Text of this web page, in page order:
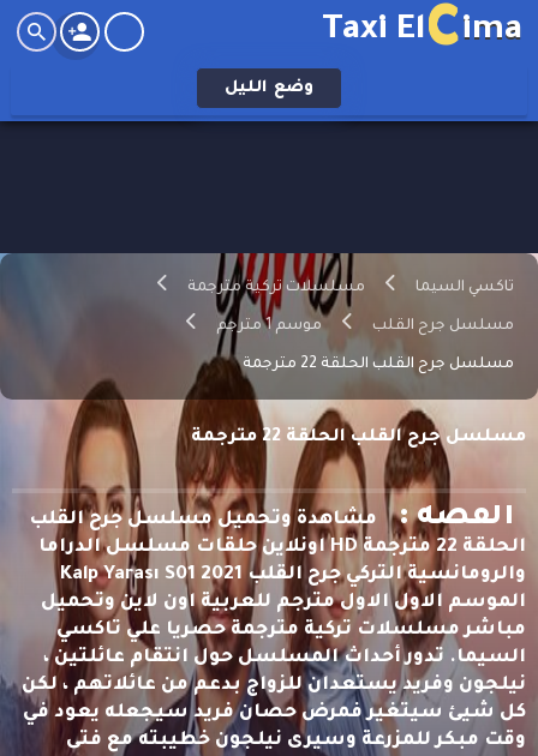
Taxi ElCima
وضع الليل
تاكسي السيما مسلسلات تركية مترجمة
مسلسل جرح القلب موسم 1 مترجم
مسلسل جرح القلب الحلقة 22 مترجمة
مسلسل جرح القلب الحلقة 22 مترجمة
القصه :
مشاهدة وتحميل مسلسل جرح القلب
الحلقة 22 مترجمة HD اونلاين حلقات مسلسل الدراما
والرومانسية التركي جرح القلب Kalp Yarası S01 2021
الموسم الاول الاول مترجم للعربية اون لاين وتحميل
مباشر مسلسلات تركية مترجمة حصريا علي تاكسي
السيما. تدور أحداث المسلسل حول انتقام عائلتين ،
نيلجون وفريد يستعدان للزواج بدعم من عائلاتهم ، لكن
كل شيئ سيتغير فمرض حصان فريد سيجعله يعود في
وقت مبكر للمزرعة وسيرى نيلجون خطيبته مع فتى